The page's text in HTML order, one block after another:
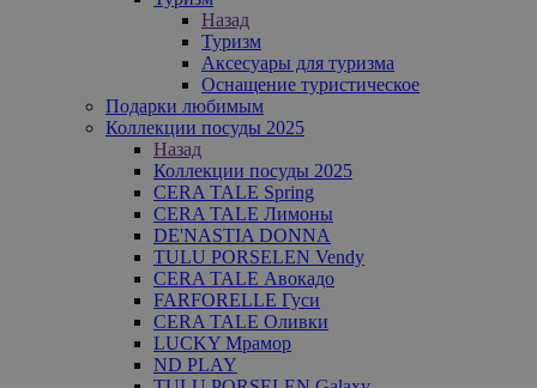
Назад
Туризм
Аксесуары для туризма
Оснащение туристическое
Подарки любимым
Коллекции посуды 2025
Назад
Коллекции посуды 2025
CERA TALE Spring
CERA TALE Лимоны
DE'NASTIA DONNA
TULU PORSELEN Vendy
CERA TALE Авокадо
FARFORELLE Гуси
CERA TALE Оливки
LUCKY Мрамор
ND PLAY